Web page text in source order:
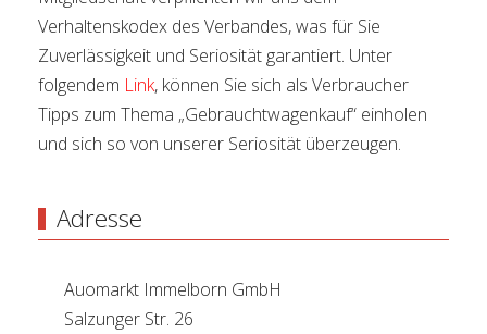
Verhaltenskodex des Verbandes, was für Sie
Zuverlässigkeit und Seriosität garantiert. Unter
folgendem Link, können Sie sich als Verbraucher
Tipps zum Thema „Gebrauchtwagenkauf“ einholen
und sich so von unserer Seriosität überzeugen.
Adresse
Auomarkt Immelborn GmbH
Salzunger Str. 26